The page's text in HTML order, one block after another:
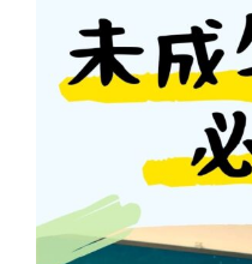
Larger
Image